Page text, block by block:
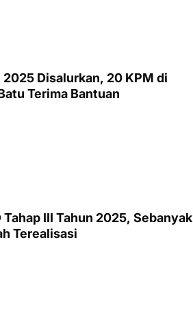
2025 Disalurkan, 20 KPM di
Terima Bantuan
Tahap III Tahun 2025, Sebanyak
Terealisasi